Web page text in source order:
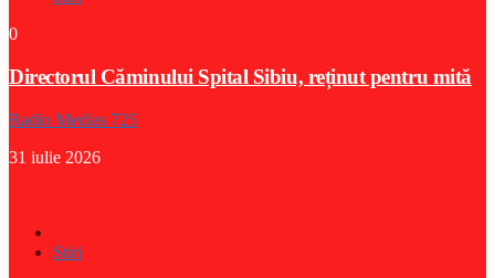
0
Directorul Căminului Spital Sibiu, reținut pentru mită
Radio Medias 725
31 iulie 2026
Stiri